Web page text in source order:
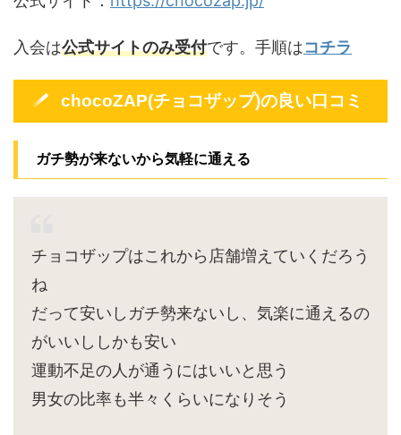
入会は公式サイトのみ受付です。手順はコチラ
chocoZAP(チョコザップ)の良い口コミ
ガチ勢が来ないから気軽に通える
チョコザップはこれから店舗増えていくだろう
ね
だって安いしガチ勢来ないし、気楽に通えるの
がいいししかも安い
運動不足の人が通うにはいいと思う
男女の比率も半々くらいになりそう